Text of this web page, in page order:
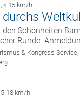
, < 15 km/h
Schönheiten
Runde.
& Kongress
18 km/h